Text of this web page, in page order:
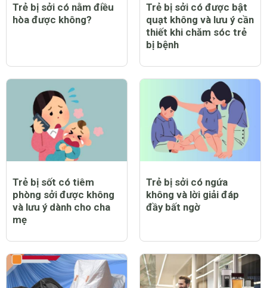
Trẻ bị sởi có nằm điều
hòa được không?
Trẻ bị sởi có được bật
quạt không và lưu ý cần
thiết khi chăm sóc trẻ
bị bệnh
Trẻ bị sốt có tiêm
phòng sởi được không
và lưu ý dành cho cha
mẹ
Trẻ bị sởi có ngứa
không và lời giải đáp
đầy bất ngờ